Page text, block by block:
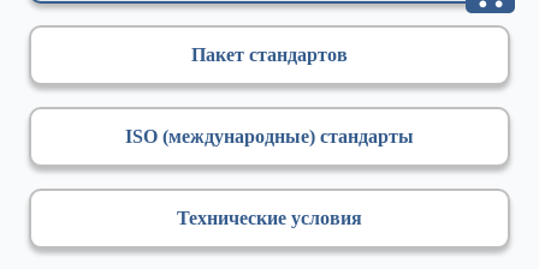
Пакет стандартов
ISO (международные) стандарты
Технические условия